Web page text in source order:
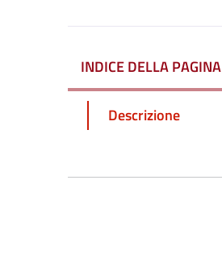
INDICE DELLA PAGINA
Descrizione